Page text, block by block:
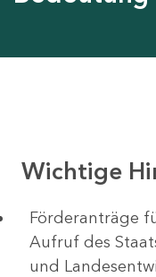
Wichtige
Förderanträge
Aufruf des
und